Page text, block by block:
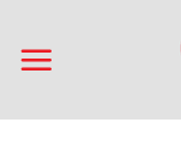
qua
nội